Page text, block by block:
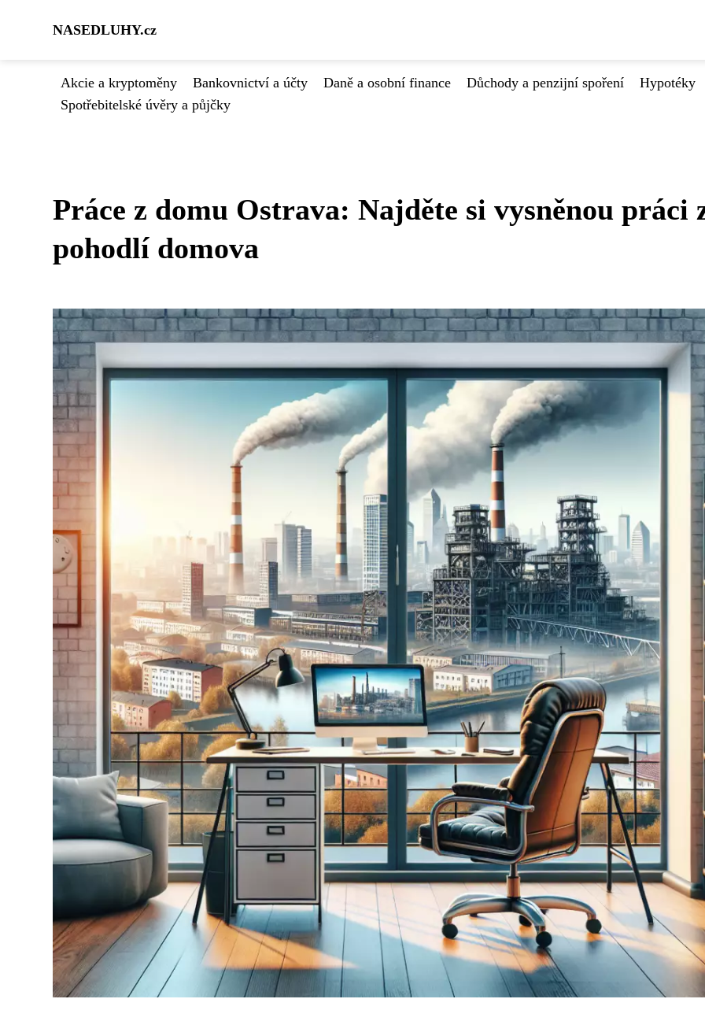
NASEDLUHY.cz
Akcie a kryptoměny Bankovnictví a účty Daně a osobní finance Důchody a penzijní spoření Hypotéky
Spotřebitelské úvěry a půjčky
Práce z domu Ostrava: Najděte si vysněnou práci
pohodlí domova